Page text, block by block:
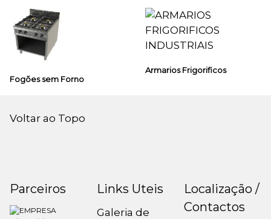
Fogões sem Forno
Armarios Frigorificos
Voltar ao Topo
Parceiros Links Uteis
Galeria de
Localização /
Contactos